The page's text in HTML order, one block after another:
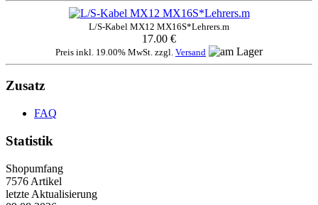
L/S-Kabel MX12 MX16S*Lehrers.m
17.00 €
Preis inkl. 19.00% MwSt. zzgl. Versand
Zusatz
FAQ
Statistik
Shopumfang
7576 Artikel
letzte Aktualisierung